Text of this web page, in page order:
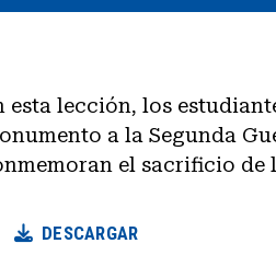
esta lección, los
a la Segunda
el sacrificio de
DESCARGAR